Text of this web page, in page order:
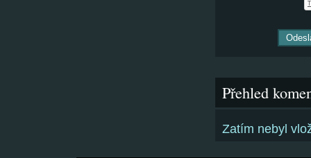
Přehled
Zatím nebyl